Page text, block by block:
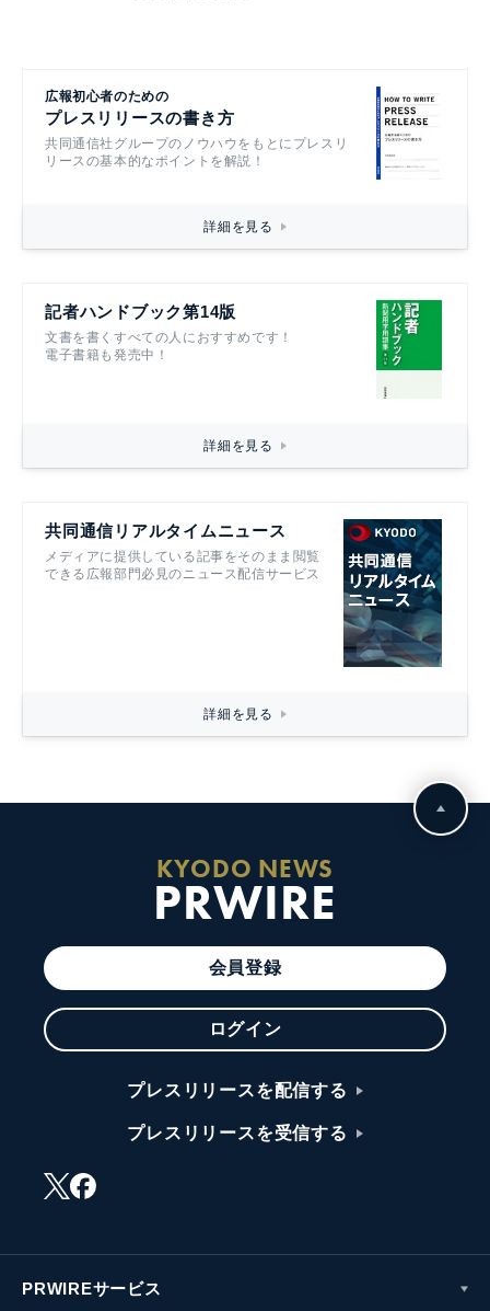
広報初心者のための
プレスリリースの書き方
共同通信社グループのノウハウをもとにプレスリ
リースの基本的なポイントを解説！
詳細を見る
記者ハンドブック第14版
文書を書くすべての人におすすめです！
電子書籍も発売中！
詳細を見る
共同通信リアルタイムニュース
メディアに提供している記事をそのまま閲覧
できる広報部門必見のニュース配信サービス
詳細を見る
KYODO NEWS
PRWIRE
会員登録
ログイン
プレスリリースを配信する
プレスリリースを受信する
PRWIREサービス